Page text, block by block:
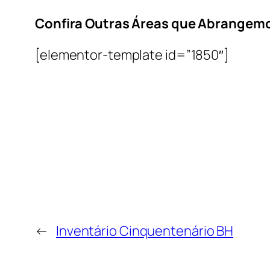
Confira Outras Áreas que
[elementor-template id=”1850″]
← Inventário Cinquentenário BH